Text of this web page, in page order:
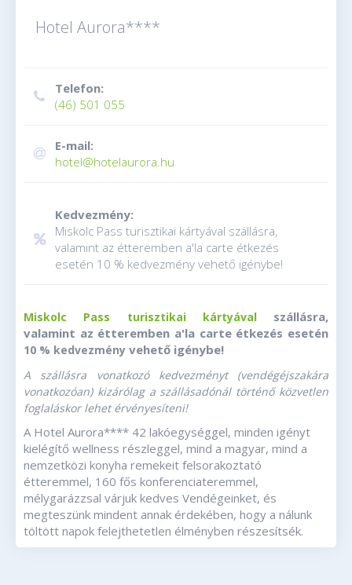
Hotel Aurora****
Telefon:
(46) 501 055
E-mail:
hotel@hotelaurora.hu
Kedvezmény:
Miskolc Pass turisztikai kártyával szállásra,
valamint az étteremben a'la carte étkezés
esetén 10 % kedvezmény vehető igénybe!
Miskolc Pass turisztikai kártyávalszállásra,
valamint az étteremben a'la carte étkezés esetén
10 % kedvezmény vehető igénybe!
A szállásra vonatkozó kedvezményt (vendégéjszakára
vonatkozóan) kizárólag a szállásadónál történő közvetlen
foglaláskor lehet érvényesíteni!
A Hotel Aurora**** 42 lakóegységgel, minden igényt
kielégítő wellness részleggel, mind a magyar, mind a
nemzetközi konyha remekeit felsorakoztató
étteremmel, 160 fős konferenciateremmel,
mélygarázzsal várjuk kedves Vendégeinket, és
megteszünk mindent annak érdekében, hogy a nálunk
töltött napok felejthetetlen élményben részesítsék.